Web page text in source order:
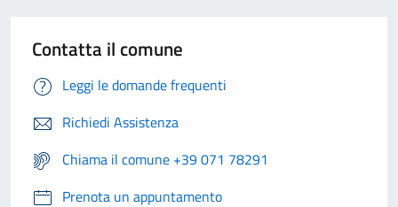
Contatta il comune
Leggi le domande frequenti
Richiedi Assistenza
Chiama il comune +39 071 78291
Prenota un appuntamento